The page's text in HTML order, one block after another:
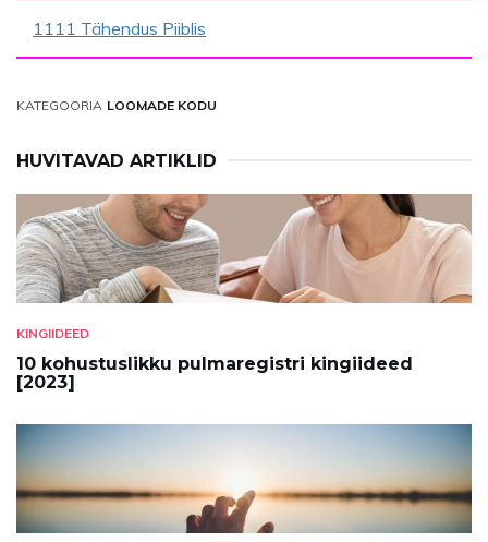
1111 Tähendus Piiblis
KATEGOORIA LOOMADE KODU
HUVITAVAD ARTIKLID
KINGIIDEED
10 kohustuslikku pulmaregistri kingiideed
[2023]